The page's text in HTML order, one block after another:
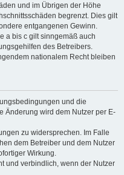
und im Übrigen der Höhe
begrenzt. Dies gilt
entgangenen Gewinn.
a bis c gilt sinngemäß auch
des Betreibers.
nationalem Recht bleiben
und die
Änderung wird dem Nutzer per E-
zu widersprechen. Im Falle
dem Betreiber und dem Nutzer
Wirkung.
und verbindlich, wenn der Nutzer